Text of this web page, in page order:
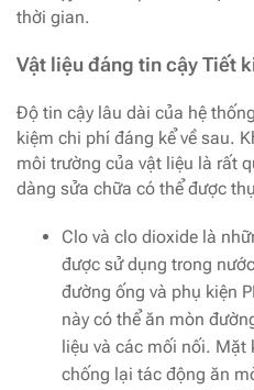
thời gian.
Vật liệu đáng tin cậy Tiết
Độ tin cậy lâu dài của hệ
kiệm chi phí đáng kể về sau.
môi trường của vật liệu là rất
dàng sửa chữa có thể được
Clo và clo dioxide là
được sử dụng trong
đường ống và phụ kiện
này có thể ăn mòn
liệu và các mối nối. Mặt
chống lại tác động ăn